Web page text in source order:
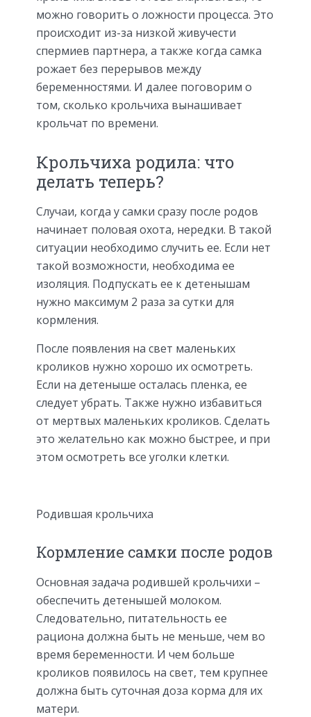
можно говорить о ложности процесса. Это
происходит из-за низкой живучести
спермиев партнера, а также когда самка
рожает без перерывов между
беременностями. И далее поговорим о
том, сколько крольчиха вынашивает
крольчат по времени.
Крольчиха родила: что
делать теперь?
Случаи, когда у самки сразу после родов
начинает половая охота, нередки. В такой
ситуации необходимо случить ее. Если нет
такой возможности, необходима ее
изоляция. Подпускать ее к детенышам
нужно максимум 2 раза за сутки для
кормления.
После появления на свет маленьких
кроликов нужно хорошо их осмотреть.
Если на детеныше осталась пленка, ее
следует убрать. Также нужно избавиться
от мертвых маленьких кроликов. Сделать
это желательно как можно быстрее, и при
этом осмотреть все уголки клетки.
Родившая крольчиха
Кормление самки после родов
Основная задача родившей крольчихи –
обеспечить детенышей молоком.
Следовательно, питательность ее
рациона должна быть не меньше, чем во
время беременности. И чем больше
кроликов появилось на свет, тем крупнее
должна быть суточная доза корма для их
матери.